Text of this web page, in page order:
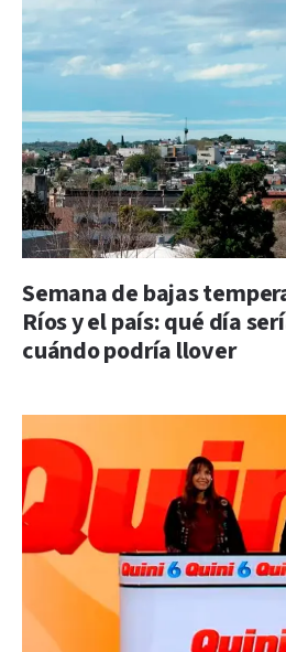
Semana de bajas
Ríos y el país: qué día
cuándo podría llover